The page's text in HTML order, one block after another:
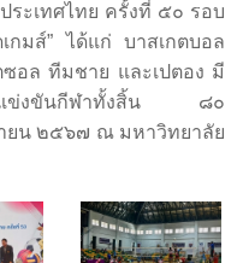
ระเทศไทย ครั้งที่ ๕๐ รอบ
กมส์” ได้แก่ บาสเกตบอล
อล ทีมชาย และเปตอง มี
ารแข่งขันกีฬาทั้งสิ้น ๘๐
ยน ๒๕๖๗ ณ มหาวิทยาลัย